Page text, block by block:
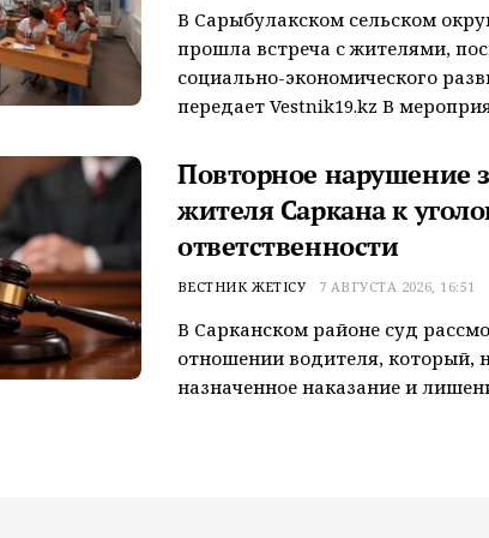
В Сарыбулакском сельском
прошла встреча с жителями,
социально-экономического
передает Vestnik19.kz В
Повторное нарушение
жителя Саркана к
ответственности
ВЕСТНИК ЖЕТІСУ 7 АВГУСТА 2026, 16:51
В Сарканском районе суд
отношении водителя, который,
назначенное наказание и